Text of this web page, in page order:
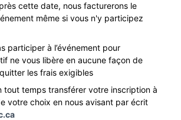
cette date, nous facturerons le
même si vous n'y participez
participer à l’événement pour
ne vous libère en aucune façon de
les frais exigibles
tout temps transférer votre inscription à
votre choix en nous avisant par écrit